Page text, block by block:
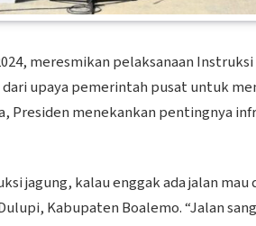
meresmikan pelaksanaan
upaya pemerintah pusat untuk
Presiden menekankan pentingnya
jagung, kalau enggak ada jalan mau
Kabupaten Boalemo. “Jalan